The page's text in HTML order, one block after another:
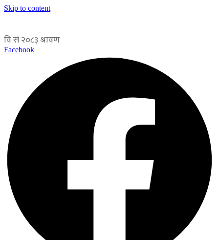
Skip to content
Facebook